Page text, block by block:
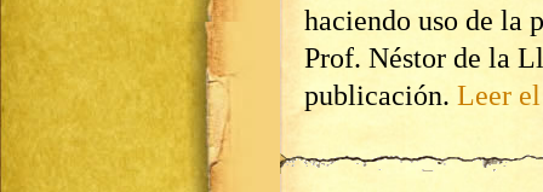
haciendo uso de la
Prof. Néstor de la
publicación. Leer